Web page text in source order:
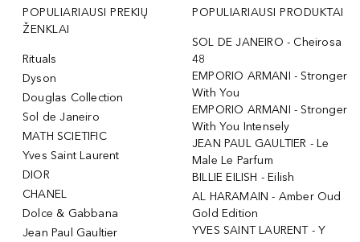
POPULIARIAUSI PREKIŲ
ŽENKLAI
Rituals
Dyson
Douglas Collection
Sol de Janeiro
MATH SCIETIFIC
Yves Saint Laurent
DIOR
CHANEL
Dolce & Gabbana
Jean Paul Gaultier
POPULIARIAUSI PRODUKTAI
SOL DE JANEIRO - Cheirosa
48
EMPORIO ARMANI - Stronger
With You
EMPORIO ARMANI - Stronger
With You Intensely
JEAN PAUL GAULTIER - Le
Male Le Parfum
BILLIE EILISH - Eilish
AL HARAMAIN - Amber Oud
Gold Edition
YVES SAINT LAURENT - Y